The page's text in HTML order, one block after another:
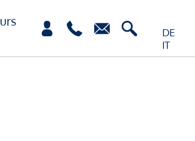
DE
IT